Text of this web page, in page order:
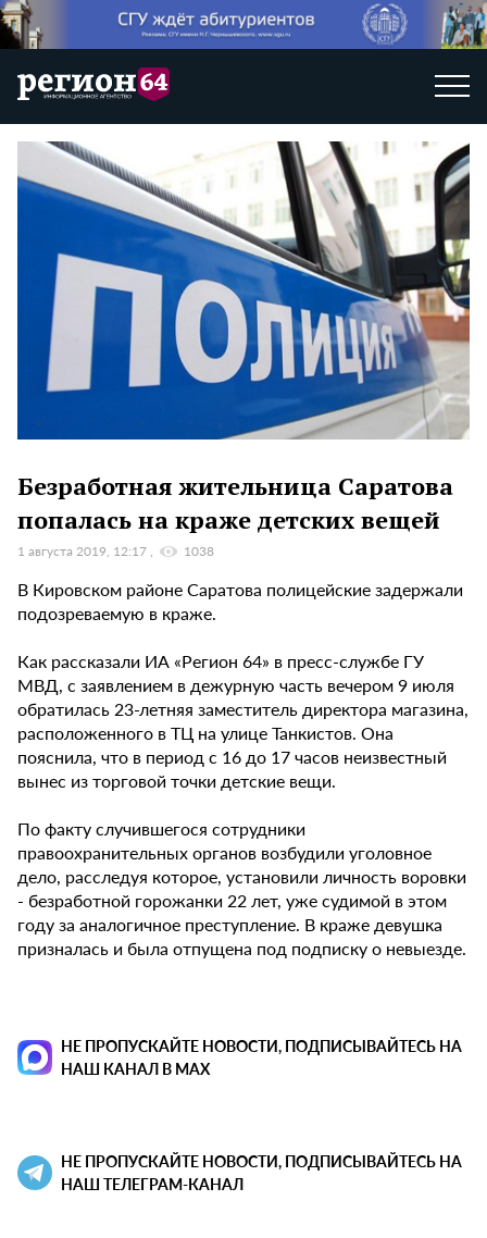
Безработная жительница Саратова
попалась на краже детских вещей
1 августа 2019, 12:17 1038
В Кировском районе Саратова полицейские задержали
подозреваемую в краже.
Как рассказали ИА «Регион 64» в пресс-службе ГУ
МВД, с заявлением в дежурную часть вечером 9 июля
обратилась 23-летняя заместитель директора магазина,
расположенного в ТЦ на улице Танкистов. Она
пояснила, что в период с 16 до 17 часов неизвестный
вынес из торговой точки детские вещи.
По факту случившегося сотрудники
правоохранительных органов возбудили уголовное
дело, расследуя которое, установили личность воровки
- безработной горожанки 22 лет, уже судимой в этом
году за аналогичное преступление. В краже девушка
призналась и была отпущена под подписку о невыезде.
НЕ ПРОПУСКАЙТЕ НОВОСТИ, ПОДПИСЫВАЙТЕСЬ НА
НАШ КАНАЛ В MAX
НЕ ПРОПУСКАЙТЕ НОВОСТИ, ПОДПИСЫВАЙТЕСЬ НА
НАШ ТЕЛЕГРАМ-КАНАЛ